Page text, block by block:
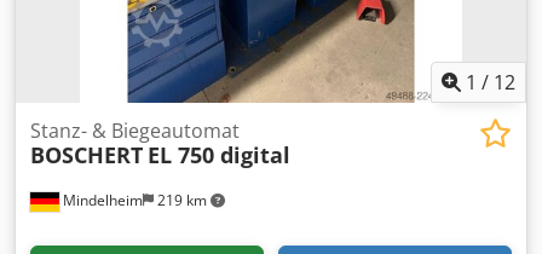
1 / 12
Mindelheim 219 km
Stanz- & Biegeautomat
BOSCHERT EL 750 digital